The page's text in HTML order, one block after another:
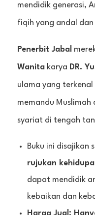
mendidik generasi,
fiqih yang andal dan
Penerbit Jabal
Wanita karya DR.
ulama yang
memandu Muslimah
syariat di tengah
Buku ini disajikan
rujukan
dapat mendidik
kebaikan dan
Harga Jual: